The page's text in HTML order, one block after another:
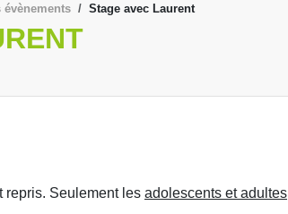
évènements Stage avec Laurent
repris. Seulement les adolescents et adultes